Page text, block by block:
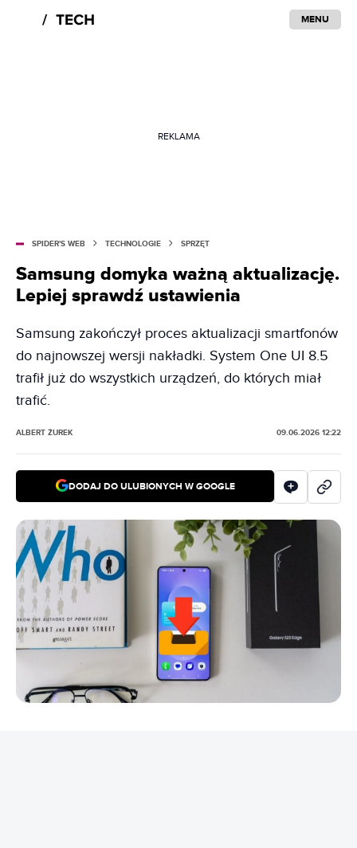
MENU
REKLAMA
SPIDER'S WEB TECHNOLOGIE SPRZĘT
Samsung domyka ważną aktualizację.
Lepiej sprawdź ustawienia
Samsung zakończył proces aktualizacji smartfonów
do najnowszej wersji nakładki. System One UI 8.5
trafił już do wszystkich urządzeń, do których miał
trafić.
ALBERT ŻUREK 09.06.2026 12:22
DODAJ DO ULUBIONYCH W GOOGLE